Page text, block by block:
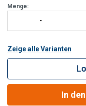
Menge:
Zeige alle Varianten
In